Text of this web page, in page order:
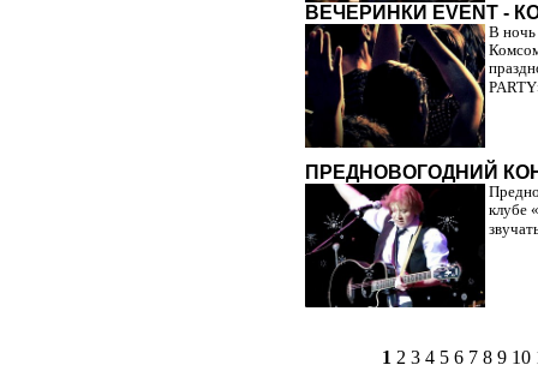
ВЕЧЕРИНКИ EVENT -
В ночь
ПРЕДНОВОГОДНИЙ
клубе
1 2 3 4 5 6 7 8 9 10